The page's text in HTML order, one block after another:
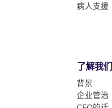
病人支援
了解我们
背景
企业管治